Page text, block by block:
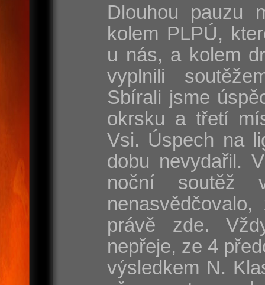
Dlouhou pauzu
kolem PLPÚ,
u nás, a kolem
vyplnili
Sbírali jsme
okrsku a třetí
Vsi. Úspech na
dobu nevydařil.
noční soutěž
právě zde.
nepřeje, ze 4
výsledkem N.